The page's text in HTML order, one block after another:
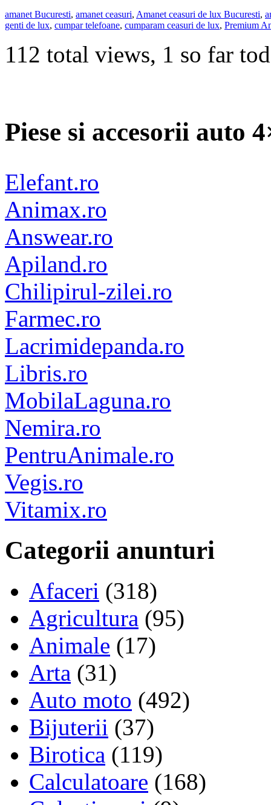
amanet Bucuresti, amanet ceasuri, Amanet ceasuri de lux Bucuresti,
genti de lux, cumpar telefoane, cumparam ceasuri de lux, Premium
112 total views, 1 so far
Piese si accesorii auto
Elefant.ro
Animax.ro
Answear.ro
Apiland.ro
Chilipirul-zilei.ro
Farmec.ro
Lacrimidepanda.ro
Libris.ro
MobilaLaguna.ro
Nemira.ro
PentruAnimale.ro
Vegis.ro
Vitamix.ro
Categorii anunturi
Afaceri (318)
Agricultura (95)
Animale (17)
Arta (31)
Auto moto (492)
Bijuterii (37)
Birotica (119)
Calculatoare (168)